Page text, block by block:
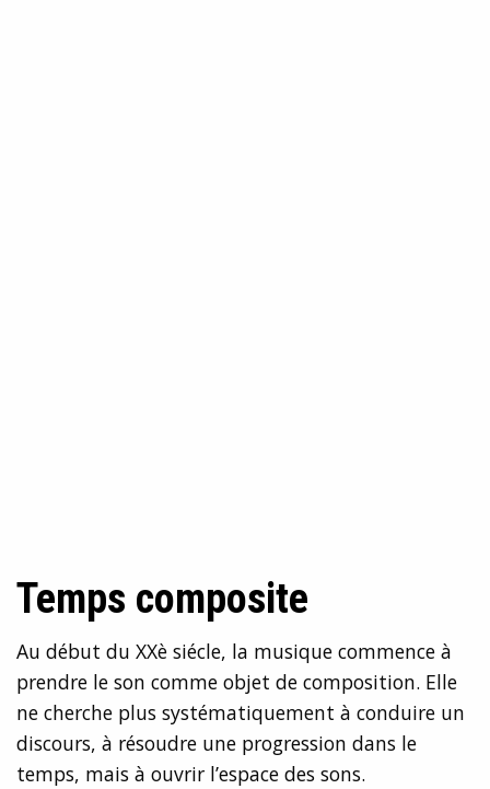
Temps composite
Au début du XXè siécle, la musique commence à
prendre le son comme objet de composition. Elle
ne cherche plus systématiquement à conduire un
discours, à résoudre une progression dans le
temps, mais à ouvrir l’espace des sons.